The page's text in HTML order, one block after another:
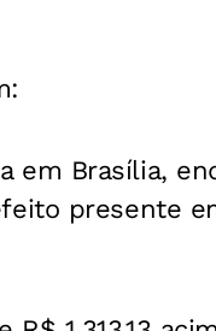
em Brasília,
presente